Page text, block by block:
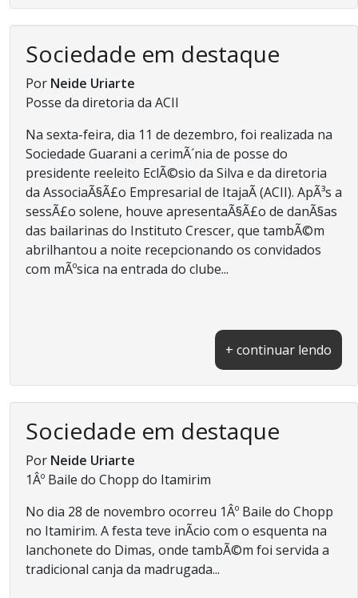
Sociedade em destaque
Por Neide Uriarte
Posse da diretoria da ACII
Na sexta-feira, dia 11 de dezembro, foi realizada na
Sociedade Guarani a cerimÃ´nia de posse do
presidente reeleito EclÃ©sio da Silva e da diretoria
da AssociaÃ§Ã£o Empresarial de ItajaÃ­ (ACII). ApÃ³s a
sessÃ£o solene, houve apresentaÃ§Ã£o de danÃ§as
das bailarinas do Instituto Crescer, que tambÃ©m
abrilhantou a noite recepcionando os convidados
com mÃºsica na entrada do clube...
+ continuar lendo
Sociedade em destaque
Por Neide Uriarte
1Âº Baile do Chopp do Itamirim
No dia 28 de novembro ocorreu 1Âº Baile do Chopp
no Itamirim. A festa teve inÃ­cio com o esquenta na
lanchonete do Dimas, onde tambÃ©m foi servida a
tradicional canja da madrugada...